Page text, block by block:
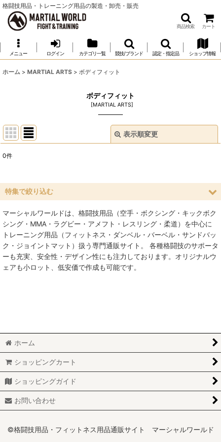
格闘技用品・トレーニング用品の製造・卸売・販売
商品検索 カート
メニュー ログイン カテゴリ一覧 競技/ブランド 認定・指定品 ショップ情報
ホーム > MARTIAL ARTS > ボディフィット
ボディフィット
[MARTIAL ARTS]
表示順変更
並び順:
絞り込む
0件
特集で絞り込む
空手
MMA総合格闘技
柔術
少林寺拳法
サンボ
レスリング
MARTIAL WORLD
マーシャルワールドは、格闘技用品（空手・ボクシング・キックボク
シング・MMA・ラグビー・アメフト・レスリング・柔道）を中心に
トレーニング用品（フィットネス・ダンベル・バーベル・サンドバッ
ク・ジョイントマット）扱う専門通販サイト。 各種格闘技のサポータ
ーも充実、安全性・デザイン性にも注力しております。オリジナルウ
ェアも小ロット、低安価で作成も可能です。
ホーム
ショッピングカート
ショッピングガイド
お問い合わせ
©格闘技用品・フィットネス用品通販サイト マーシャルワールド